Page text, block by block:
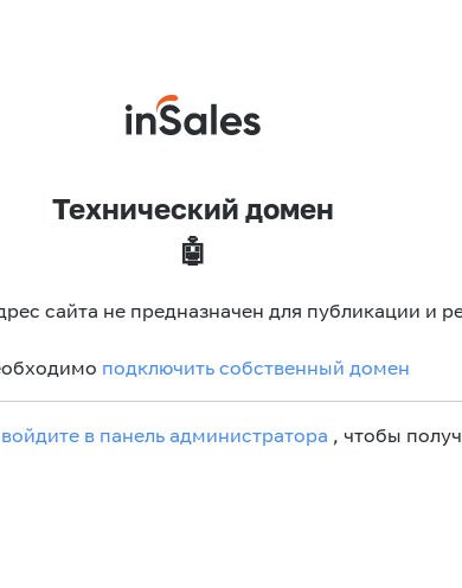
Технический домен
🤖
сайта не предназначен для публикации и
подключить собственный домен
войдите в панель администратора , чтобы